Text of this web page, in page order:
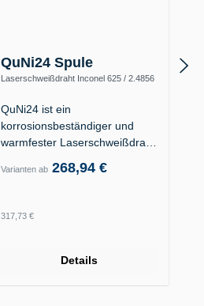
QuNi24 Spule
Laserschweißdraht Inconel 625 / 2.4856
QuNi24 ist ein
korrosionsbeständiger und
warmfester Laserschweißdraht
Varianten ab 268,94 €
Regulärer Preis:
317,73 €
Details